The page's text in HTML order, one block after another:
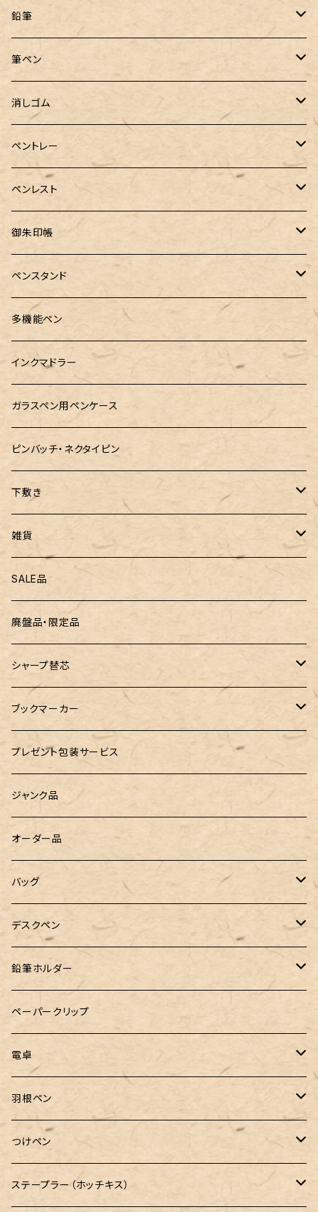
TaG サブマリン万年筆 限定ペン先ゴールドプレート
CROSS（クロス）
Sheaffer（シェーファー）
MONTEVERDE（モンテベルデ）
MONTBLANC（モンブラン）
トライカラーボールペン
バディ【Mark II(マークツー)】
HUGO BOSS (ヒューゴ ボス)
PARKER(パーカー)
CROSS(クロス)
ANTOU（アントウ）
PenC mini
スタイルフィット ゲルインク
RETRO51
RHODIA(ロディア)
ロットリング
マルチペン
Luddite（ラダイト）
MONTEVERDE(モンテベルテ)
LAMY（ラミー）
ぺんてる
三菱鉛筆
ZEBRA（ゼブラ）
ROMEO（ロメオ）
こぶた工房
島田小割製材所
Ystudio（ワイスタジオ）
LOGステーショナリー
WATERMAN（ウォーターマン）
工房sokoharo（そこはろ）
ラミー
ラダイト
PILOT（パイロット）
カスタム
RHODIA(ロディア)
KAYOU＋(カーユプラス)
IWI（アイダブリューアイ）
meister by POINT(マイスターバイポイント)
島田小割製材所
Ystudio（ワイスタジオ）
工房sokoharo（そこはろ）
Steef&Co.（スティーフ）
富士瘤クラフト
irofulインクカード
神戸派計画
すずめや
FONTE
ローラーボール 6色キャップ付
鉛筆
サンスター文具
筆ペン
Fonte
消しゴム
消しゴムケース
バハギア&クラフト
ツイスト消しゴム
MONS ORIS (モンズオーリス)
ペントレー
革製ペントレー
ペンレスト
ボルトレッティ
御朱印帳
富士ひのき御朱印帳【巓】
黄金富士ひのき御朱印帳
御朱印帳袋・カバー
CRUCIAL（クルーシャル）御朱印帳
ペンスタンド
Ystudio（ワイスタジオ）
多機能ペン
インクマドラー
ガラスペン用ペンケース
ピンバッチ・ネクタイピン
下敷き
専用リフィル
雑貨
黒板
跳び箱小物入れ
バランスゲーム（3種の木のおもちゃ）
どんぐりころころ（木のおもちゃ）
ラジオメーター
Tempo Drop（テンポドロップ）
グラスマーカー
バッグハンガー
SALE品
廃盤品・限定品
シャープ替芯
ぺんてる
廃盤品 Ain シュタイン 0.3
廃盤品 Ain シュタイン 0.2
ブックマーカー
ペーパーペン by if
プレゼント包装サービス
ジャンク品
オーダー品
バッグ
&Liebe(アンドリーベ)
デスクペン
24季 スタビライズドウッド
鉛筆ホルダー
LOGステーショナリー
ペーパークリップ
電卓
CASIO（カシオ）
羽根ペン
ボルトレッティ
ルビナート
つけペン
ボルトレッティ
ステープラー（ホッチキス）